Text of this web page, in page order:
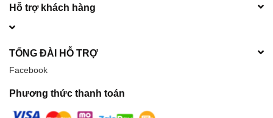
Hỗ trợ khách hàng
TỔNG ĐÀI HỖ TRỢ
Facebook
Phương thức thanh toán